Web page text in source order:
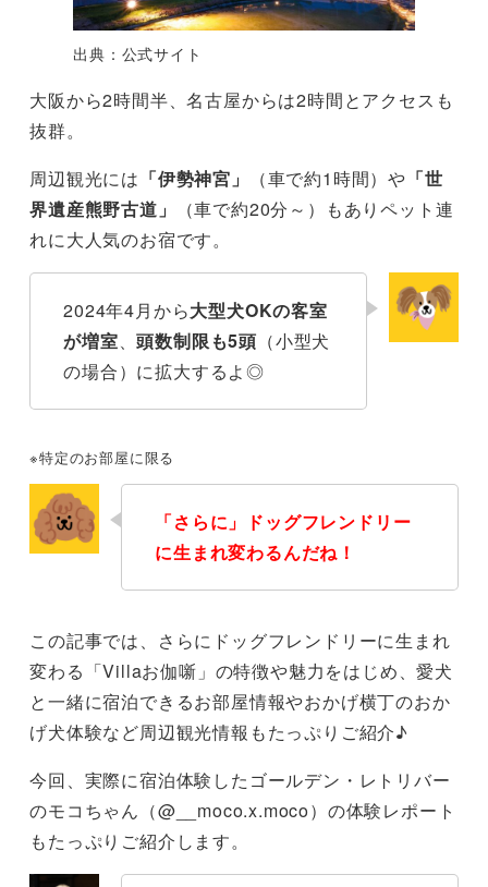
出典：公式サイト
大阪から2時間半、名古屋からは2時間とアクセスも
抜群。
周辺観光には 「伊勢神宮」 （車で約1時間）や 「世
界遺産熊野古道」
（車で約20分～）もありペット連
れに大人気のお宿です。
2024年4月から大型犬OKの客室
が増室、頭数制限も5頭 （小型犬
の場合）に拡大するよ◎
※特定のお部屋に限る
「さらに」ドッグフレンドリー
に生まれ変わるんだね！
この記事では、さらにドッグフレンドリーに生まれ
変わる「Villaお伽噺」の特徴や魅力をはじめ、愛犬
と一緒に宿泊できるお部屋情報やおかげ横丁のおか
げ犬体験など周辺観光情報もたっぷりご紹介♪
今回、実際に宿泊体験したゴールデン・レトリバー
のモコちゃん（@__moco.x.moco）の体験レポート
もたっぷりご紹介します。